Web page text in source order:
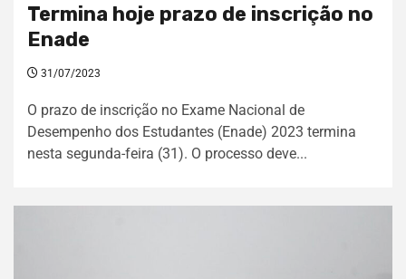
Termina hoje prazo de inscrição no
Enade
31/07/2023
O prazo de inscrição no Exame Nacional de
Desempenho dos Estudantes (Enade) 2023 termina
nesta segunda-feira (31). O processo deve...